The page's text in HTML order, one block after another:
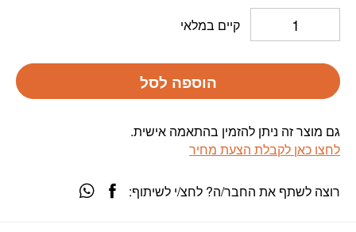
קיים במלאי
הוספה לסל
גם מוצר זה ניתן להזמין בהתאמה אישית.
לחצו כאן לקבלת הצעת מחיר
רוצה לשתף את החבר/ה? לחצ/י לשיתוף: